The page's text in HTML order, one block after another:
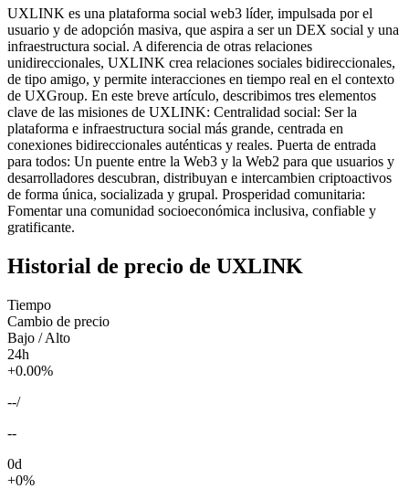
UXLINK es una plataforma social web3 líder, impulsada por el
usuario y de adopción masiva, que aspira a ser un DEX social y una
infraestructura social. A diferencia de otras relaciones
unidireccionales, UXLINK crea relaciones sociales bidireccionales,
de tipo amigo, y permite interacciones en tiempo real en el contexto
de UXGroup. En este breve artículo, describimos tres elementos
clave de las misiones de UXLINK: Centralidad social: Ser la
plataforma e infraestructura social más grande, centrada en
conexiones bidireccionales auténticas y reales. Puerta de entrada
para todos: Un puente entre la Web3 y la Web2 para que usuarios y
desarrolladores descubran, distribuyan e intercambien criptoactivos
de forma única, socializada y grupal. Prosperidad comunitaria:
Fomentar una comunidad socioeconómica inclusiva, confiable y
gratificante.
Historial de precio de UXLINK
Tiempo
Cambio de precio
Bajo / Alto
24h
+0.00%
--/
--
0d
+0%